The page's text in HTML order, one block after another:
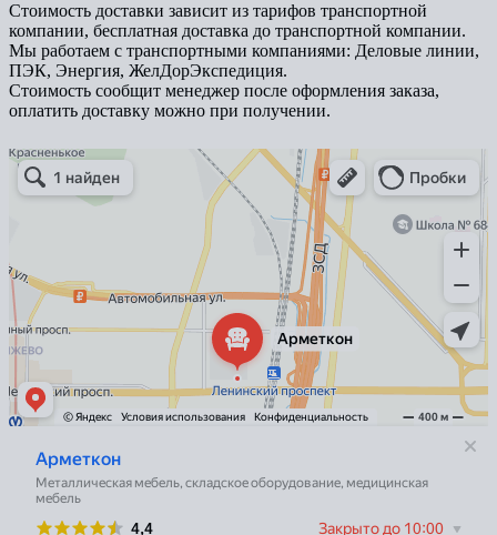
Стоимость доставки зависит из тарифов транспортной
компании, бесплатная доставка до транспортной компании.
Мы работаем с транспортными компаниями: Деловые линии,
ПЭК, Энергия, ЖелДорЭкспедиция.
Стоимость сообщит менеджер после оформления заказа,
оплатить доставку можно при получении.
Арметкон
Металлическая мебель в Санкт‑Петербурге
Торговое оборудование в Санкт‑Петербурге